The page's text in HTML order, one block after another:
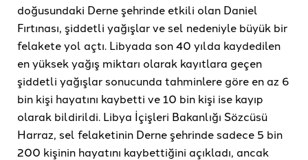
doğusundaki Derne şehrinde etkili olan Daniel
Fırtınası, şiddetli yağışlar ve sel nedeniyle büyük bir
felakete yol açtı. Libyada son 40 yılda kaydedilen
en yüksek yağış miktarı olarak kayıtlara geçen
şiddetli yağışlar sonucunda tahminlere göre en az 6
bin kişi hayatını kaybetti ve 10 bin kişi ise kayıp
olarak bildirildi. Libya İçişleri Bakanlığı Sözcüsü
Harraz, sel felaketinin Derne şehrinde sadece 5 bin
200 kişinin hayatını kaybettiğini açıkladı, ancak